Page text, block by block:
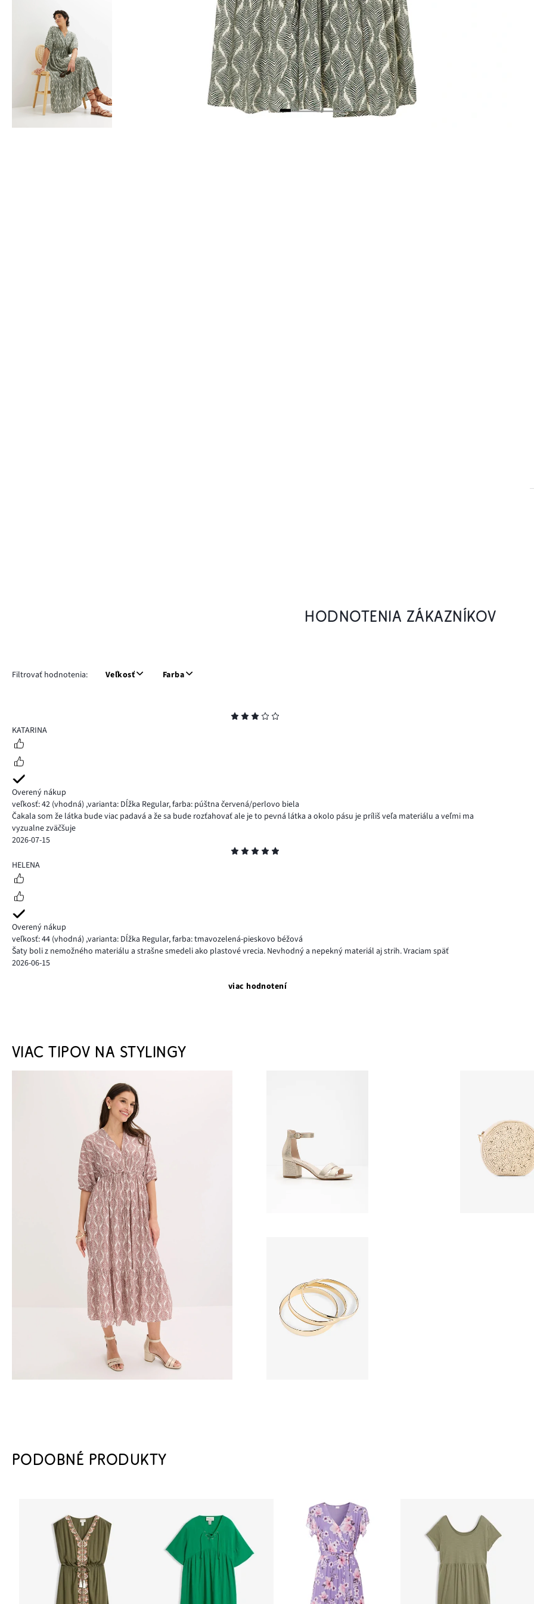
HODNOTENIA ZÁKAZNÍKOV
Filtrovať hodnotenia: Veľkosť Farba
3
KATARINA
Overený nákup
veľkosť: 42 (vhodná) ,varianta: Dĺžka Regular,farba: púštna červená/perlovo biela
Čakala som že látka bude viac padavá a že sa bude rozťahovať ale je to pevná látka a okolo pásu je príliš veľa materiálu a veľmi ma
vyzualne zväčšuje
2026-07-15
5
HELENA
Overený nákup
veľkosť: 44 (vhodná) ,varianta: Dĺžka Regular,farba: tmavozelená-pieskovo béžová
Šaty boli z nemožného materiálu a strašne smedeli ako plastové vrecia. Nevhodný a nepekný materiál aj strih. Vraciam späť
2026-06-15
viac hodnotení
VIAC TIPOV NA STYLINGY
PODOBNÉ PRODUKTY